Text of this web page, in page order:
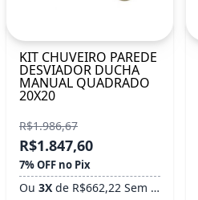
KIT CHUVEIRO PAREDE
DESVIADOR DUCHA
MANUAL QUADRADO
20X20
R$1.986,67
R$1.847,60
7% OFF no Pix
Ou 3X de R$662,22 Sem Juros